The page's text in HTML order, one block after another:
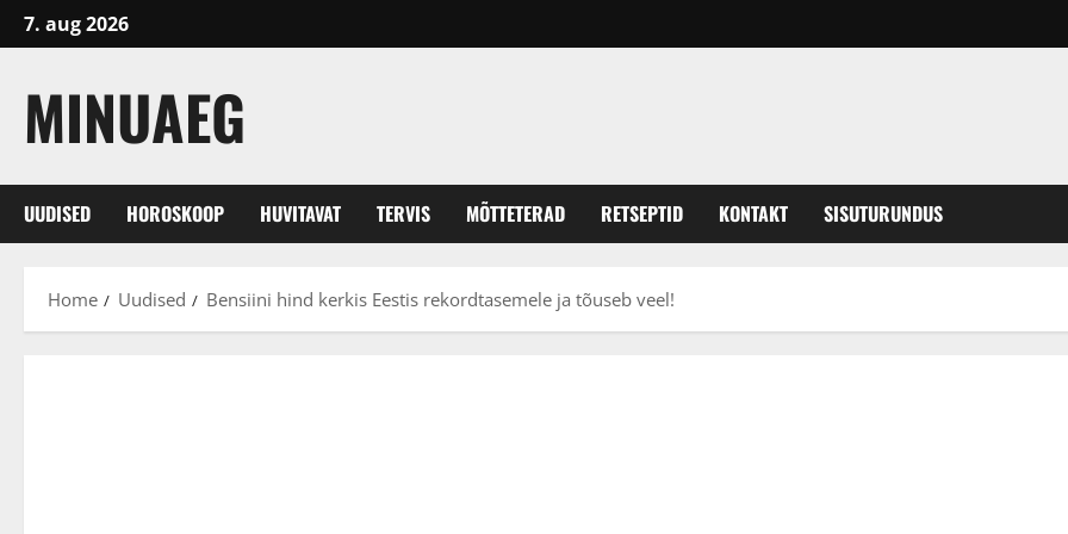
Skip
to
7. aug 2026
MINUAEG
UUDISED HOROSKOOP HUVITAVAT TERVIS MÕTTETERAD RETSEPTID KONTAKT SISUTURUNDUS
Home Uudised Bensiini hind kerkis Eestis rekordtasemele ja tõuseb veel!